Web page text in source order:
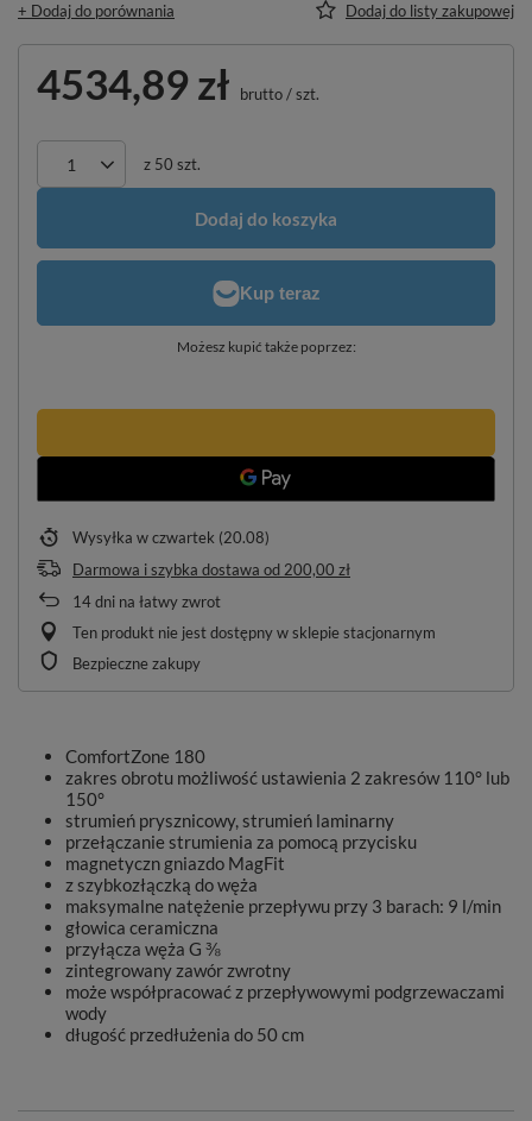
+ Dodaj do porównania Dodaj do listy zakupowej
4534,89 zł brutto/szt.
z 50 szt.
Dodaj do koszyka
Możesz kupić także poprzez:
Wysyłka w czwartek (20.08)
Darmowa i szybka dostawa od 200,00 zł
14dni na łatwy zwrot
Ten produkt nie jest dostępny w sklepie stacjonarnym
Bezpieczne zakupy
ComfortZone 180
zakres obrotu możliwość ustawienia 2 zakresów 110° lub
150°
strumień prysznicowy, strumień laminarny
przełączanie strumienia za pomocą przycisku
magnetyczn gniazdo MagFit
z szybkozłączką do węża
maksymalne natężenie przepływu przy 3 barach: 9 l/min
głowica ceramiczna
przyłącza węża G ⅜
zintegrowany zawór zwrotny
może współpracować z przepływowymi podgrzewaczami
wody
długość przedłużenia do 50 cm